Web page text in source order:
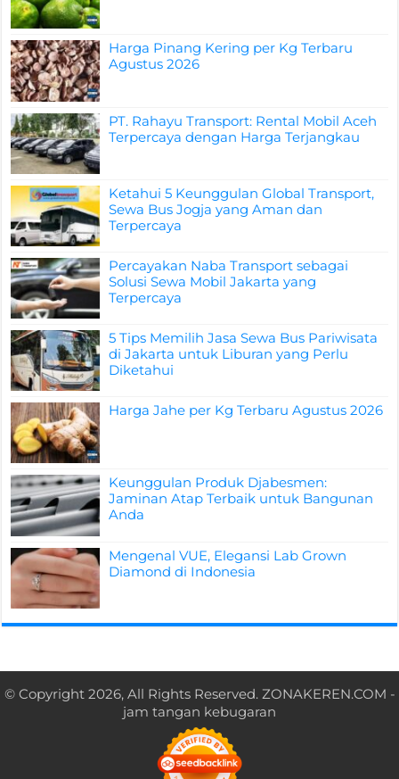
Harga Pinang Kering per Kg Terbaru
Agustus 2026
PT. Rahayu Transport: Rental Mobil Aceh
Terpercaya dengan Harga Terjangkau
Ketahui 5 Keunggulan Global Transport,
Sewa Bus Jogja yang Aman dan
Terpercaya
Percayakan Naba Transport sebagai
Solusi Sewa Mobil Jakarta yang
Terpercaya
5 Tips Memilih Jasa Sewa Bus Pariwisata
di Jakarta untuk Liburan yang Perlu
Diketahui
Harga Jahe per Kg Terbaru Agustus 2026
Keunggulan Produk Djabesmen:
Jaminan Atap Terbaik untuk Bangunan
Anda
Mengenal VUE, Elegansi Lab Grown
Diamond di Indonesia
© Copyright 2026, All Rights Reserved. ZONAKEREN.COM -
jam tangan kebugaran